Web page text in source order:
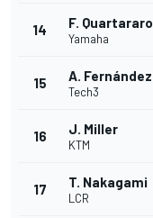
14 F. Quartararo
Yamaha
15 A. Fernández
Tech3
16 J. Miller
KTM
17 T. Nakagami
LCR